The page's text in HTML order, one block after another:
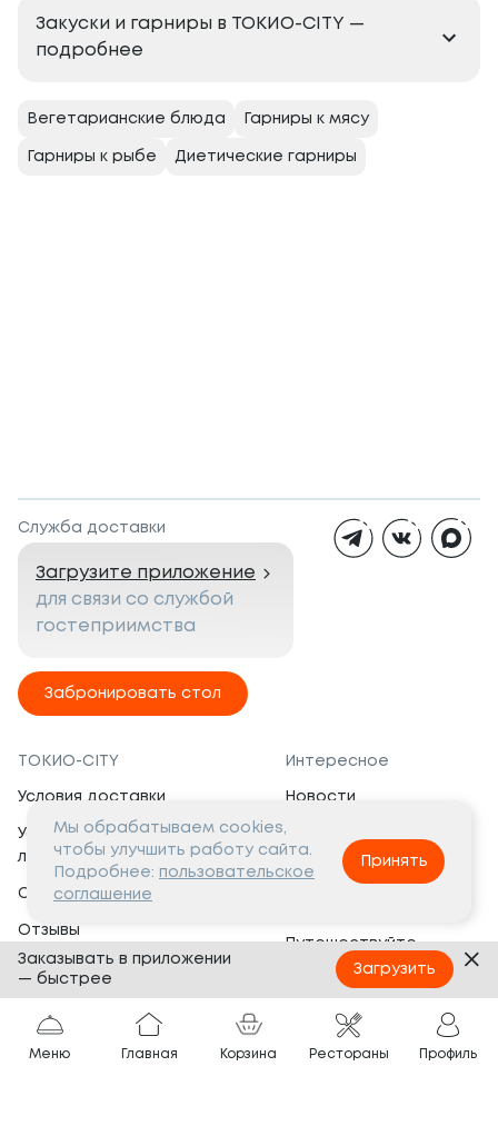
Закуски и гарниры в ТОКИО-CITY —
подробнее
Вегетарианские блюда Гарниры к мясу
Гарниры к рыбе Диетические гарниры
Служба доставки
Загрузите приложение
для связи со службой
гостеприимства
Забронировать стол
ТОКИО-CITY
Условия доставки
Условия программы
лояльности
Сертификаты
Отзывы
Банкеты
Вопросы и ответы
Интересное
Новости
Вакансии
Социальная жизнь
Путешествуйте
с ТОКИО-CITY
Партнёрам
Франшиза
Меню Главная Корзина Рестораны Профиль
Мы обрабатываем cookies,
чтобы улучшить работу сайта.
Подробнее: пользовательское
соглашение
Принять
Заказывать в приложении
— быстрее
Загрузить